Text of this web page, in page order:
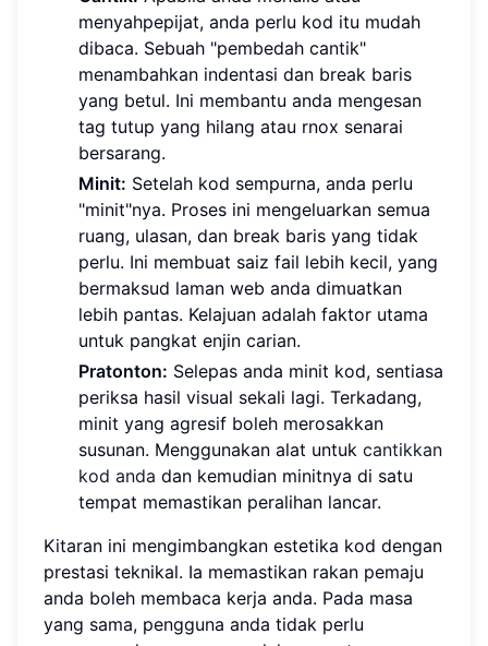
menyahpepijat, anda perlu kod itu mudah
dibaca. Sebuah "pembedah cantik"
menambahkan indentasi dan break baris
yang betul. Ini membantu anda mengesan
tag tutup yang hilang atau rnox senarai
bersarang.
Minit: Setelah kod sempurna, anda perlu
"minit"nya. Proses ini mengeluarkan semua
ruang, ulasan, dan break baris yang tidak
perlu. Ini membuat saiz fail lebih kecil, yang
bermaksud laman web anda dimuatkan
lebih pantas. Kelajuan adalah faktor utama
untuk pangkat enjin carian.
Pratonton: Selepas anda minit kod, sentiasa
periksa hasil visual sekali lagi. Terkadang,
minit yang agresif boleh merosakkan
susunan. Menggunakan alat untuk cantikkan
kod anda dan kemudian minitnya di satu
tempat memastikan peralihan lancar.
Kitaran ini mengimbangkan estetika kod dengan
prestasi teknikal. Ia memastikan rakan pemaju
anda boleh membaca kerja anda. Pada masa
yang sama, pengguna anda tidak perlu